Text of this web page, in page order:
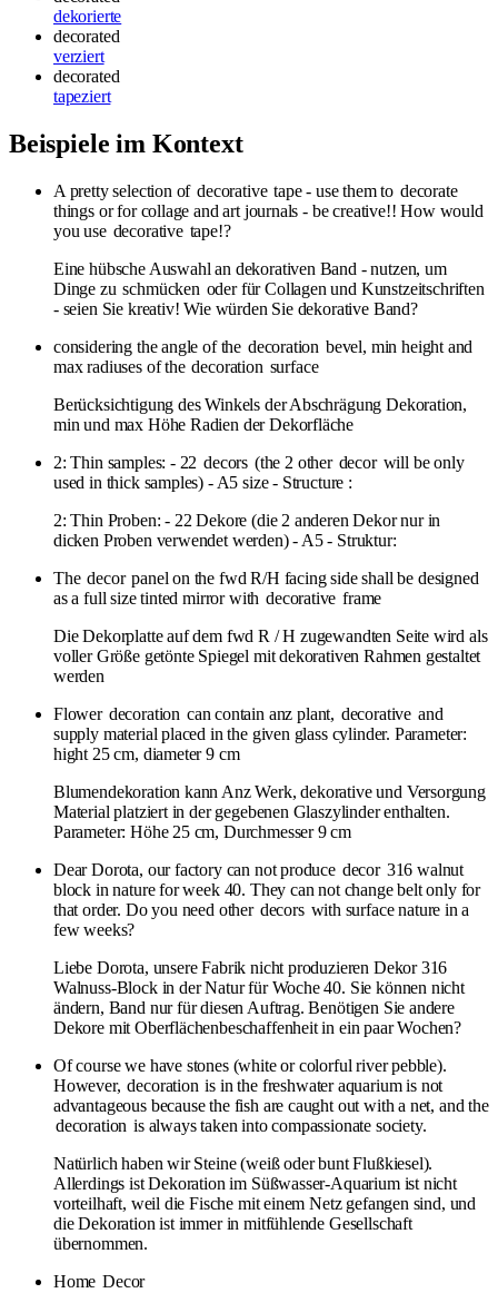
dekorierte
decorated
verziert
decorated
tapeziert
Beispiele im Kontext
A pretty selection of decorative tape - use them to decorate
things or for collage and art journals - be creative!! How would
you use decorative tape!?
Eine hübsche Auswahl an dekorativen Band - nutzen, um
Dinge zu schmücken oder für Collagen und Kunstzeitschriften
- seien Sie kreativ! Wie würden Sie dekorative Band?
considering the angle of the decoration bevel, min height and
max radiuses of the decoration surface
Berücksichtigung des Winkels der Abschrägung Dekoration,
min und max Höhe Radien der Dekorfläche
2: Thin samples: - 22 decors (the 2 other decor will be only
used in thick samples) - A5 size - Structure :
2: Thin Proben: - 22 Dekore (die 2 anderen Dekor nur in
dicken Proben verwendet werden) - A5 - Struktur:
The decor panel on the fwd R/H facing side shall be designed
as a full size tinted mirror with decorative frame
Die Dekorplatte auf dem fwd R / H zugewandten Seite wird als
voller Größe getönte Spiegel mit dekorativen Rahmen gestaltet
werden
Flower decoration can contain anz plant, decorative and
supply material placed in the given glass cylinder. Parameter:
hight 25 cm, diameter 9 cm
Blumendekoration kann Anz Werk, dekorative und Versorgung
Material platziert in der gegebenen Glaszylinder enthalten.
Parameter: Höhe 25 cm, Durchmesser 9 cm
Dear Dorota, our factory can not produce decor 316 walnut
block in nature for week 40. They can not change belt only for
that order. Do you need other decors with surface nature in a
few weeks?
Liebe Dorota, unsere Fabrik nicht produzieren Dekor 316
Walnuss-Block in der Natur für Woche 40. Sie können nicht
ändern, Band nur für diesen Auftrag. Benötigen Sie andere
Dekore mit Oberflächenbeschaffenheit in ein paar Wochen?
Of course we have stones (white or colorful river pebble).
However, decoration is in the freshwater aquarium is not
advantageous because the fish are caught out with a net, and the
decoration is always taken into compassionate society.
Natürlich haben wir Steine ​​(weiß oder bunt Flußkiesel).
Allerdings ist Dekoration im Süßwasser-Aquarium ist nicht
vorteilhaft, weil die Fische mit einem Netz gefangen sind, und
die Dekoration ist immer in mitfühlende Gesellschaft
übernommen.
Home Decor